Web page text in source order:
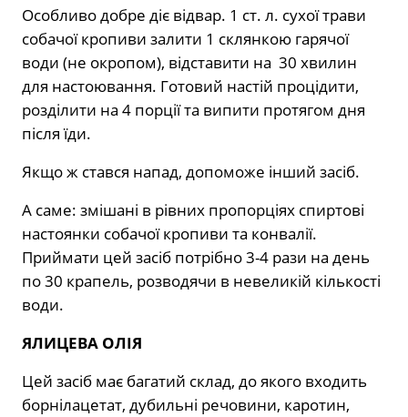
Особливо добре діє відвар. 1 ст. л. сухої трави
собачої кропиви залити 1 склянкою гарячої
води (не окропом), відставити на 30 хвилин
для настоювання. Готовий настій процідити,
розділити на 4 порції та випити протягом дня
після їди.
Якщо ж стався напад, допоможе інший засіб.
А саме: змішані в рівних пропорціях спиртові
настоянки собачої кропиви та конвалії.
Приймати цей засіб потрібно 3-4 рази на день
по 30 крапель, розводячи в невеликій кількості
води.
ЯЛИЦЕВА ОЛІЯ
Цей засіб має багатий склад, до якого входить
борнілацетат, дубильні речовини, каротин,